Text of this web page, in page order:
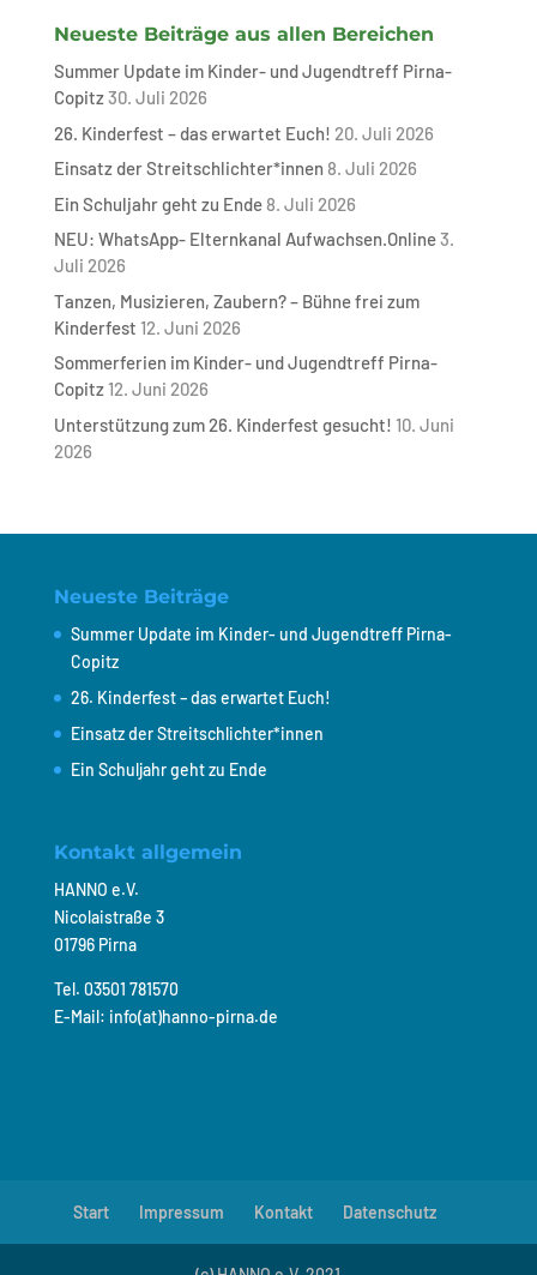
Neueste Beiträge aus allen Bereichen
Summer Update im Kinder- und Jugendtreff Pirna-
Copitz30. Juli 2026
26. Kinderfest – das erwartet Euch! 20. Juli 2026
Einsatz der Streitschlichter*innen 8. Juli 2026
Ein Schuljahr geht zu Ende 8. Juli 2026
NEU: WhatsApp- Elternkanal Aufwachsen.Online3.
Juli 2026
Tanzen, Musizieren, Zaubern? – Bühne frei zum
Kinderfest 12. Juni 2026
Sommerferien im Kinder- und Jugendtreff Pirna-
Copitz12. Juni 2026
Unterstützung zum 26. Kinderfest gesucht! 10. Juni
2026
Neueste Beiträge
Summer Update im Kinder- und Jugendtreff Pirna-
Copitz
26. Kinderfest – das erwartet Euch!
Einsatz der Streitschlichter*innen
Ein Schuljahr geht zu Ende
Kontakt allgemein
HANNO e.V.
Nicolaistraße 3
01796 Pirna
Tel. 03501 781570
E-Mail: info(at)hanno-pirna.de
Start Impressum Kontakt Datenschutz